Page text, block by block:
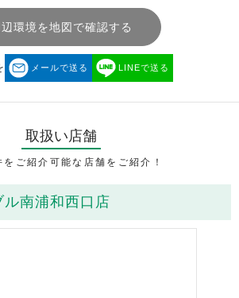
辺環境を地図で確認する
メールで送る LINEで送る
取扱い店舗
をご紹介可能な店舗をご紹介！
南浦和西口店